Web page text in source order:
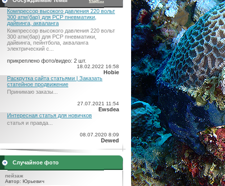
Компрессор высокого давления 220 вольт
300 атм(бар) для PCP пневматики,
дайвинга, акваланга
Компрессор высокого давления 220 вольт
300 атм(бар) для PCP пневматики,
дайвинга, пейнтбола, акваланга
электрический c...
прикреплено фото/видео: 2 шт.
18.02.2022 16:58
Hobie
Раскрутка сайта статьями | Заказать
статейное продвижение
Принимаю заказы...
27.07.2021 11:54
Ewsdea
Интересная статья для новичков
статья и правда...
08.07.2020 8:09
Dewed
Случайное фото
пейзаж
Автор: Юрьевич